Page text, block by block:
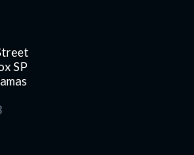
SP